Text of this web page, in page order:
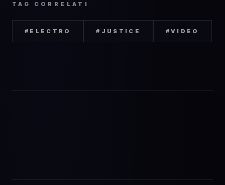
TAG CORRELATI
# ELECTRO # JUSTICE #VIDEO